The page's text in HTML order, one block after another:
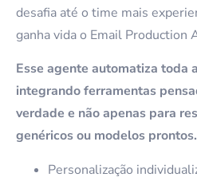
desafia até o time mais
ganha vida o Email Production
Esse agente automatiza toda
integrando ferramentas
verdade e não apenas para
genéricos ou modelos prontos.
Personalização